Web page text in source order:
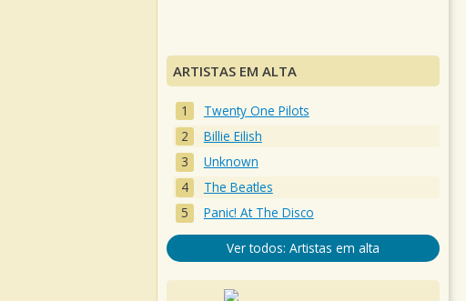
ARTISTAS EM ALTA
Twenty One Pilots
Billie Eilish
Unknown
The Beatles
Panic! At The Disco
Ver todos: Artistas em alta